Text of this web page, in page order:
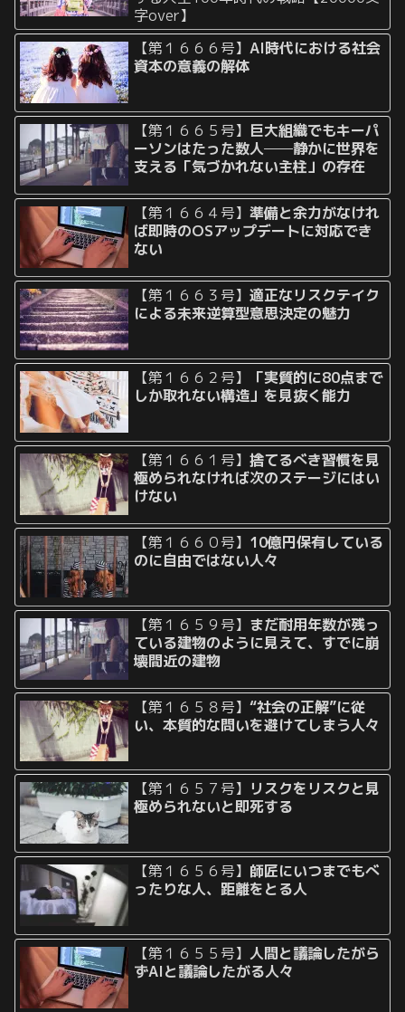
字over】
【第１６６６号】AI時代における社会
資本の意義の解体
【第１６６５号】 巨大組織でもキーパ
ーソンはたった数人──静かに世界を
支える「気づかれない主柱」の存在
【第１６６４号】準備と余力がなけれ
ば即時のOSアップデートに対応でき
ない
【第１６６３号】適正なリスクテイク
による未来逆算型意思決定の魅力
【第１６６２号】
「実質的に80点まで
しか取れない構造」を見抜く能力
【第１６６１号】捨てるべき習慣を見
極められなければ次のステージにはい
けない
【第１６６０号】 10億円保有している
のに自由ではない人々
【第１６５９号】 まだ耐用年数が残っ
ている建物のように見えて、すでに崩
壊間近の建物
【第１６５８号】“社会の正解”に従
い、本質的な問いを避けてしまう人々
【第１６５７号】 リスクをリスクと見
極められないと即死する
【第１６５６号】 師匠にいつまでもべ
ったりな人、距離をとる人
【第１６５５号】人間と議論したがら
ずAIと議論したがる人々